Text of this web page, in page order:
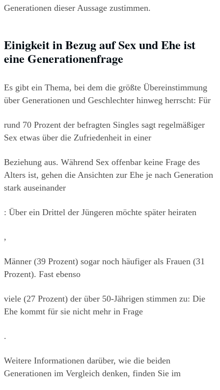
Generationen dieser Aussage zustimmen.
Einigkeit in Bezug auf Sex und Ehe ist
eine Generationenfrage
Es gibt ein Thema, bei dem die größte Übereinstimmung
über Generationen und Geschlechter hinweg herrscht: Für
rund 70 Prozent der befragten Singles sagt regelmäßiger
Sex etwas über die Zufriedenheit in einer
Beziehung aus. Während Sex offenbar keine Frage des
Alters ist, gehen die Ansichten zur Ehe je nach Generation
stark auseinander
: Über ein Drittel der Jüngeren möchte später heiraten
,
Männer (39 Prozent) sogar noch häufiger als Frauen (31
Prozent). Fast ebenso
viele (27 Prozent) der über 50-Jährigen stimmen zu: Die
Ehe kommt für sie nicht mehr in Frage
.
Weitere Informationen darüber, wie die beiden
Generationen im Vergleich denken, finden Sie im